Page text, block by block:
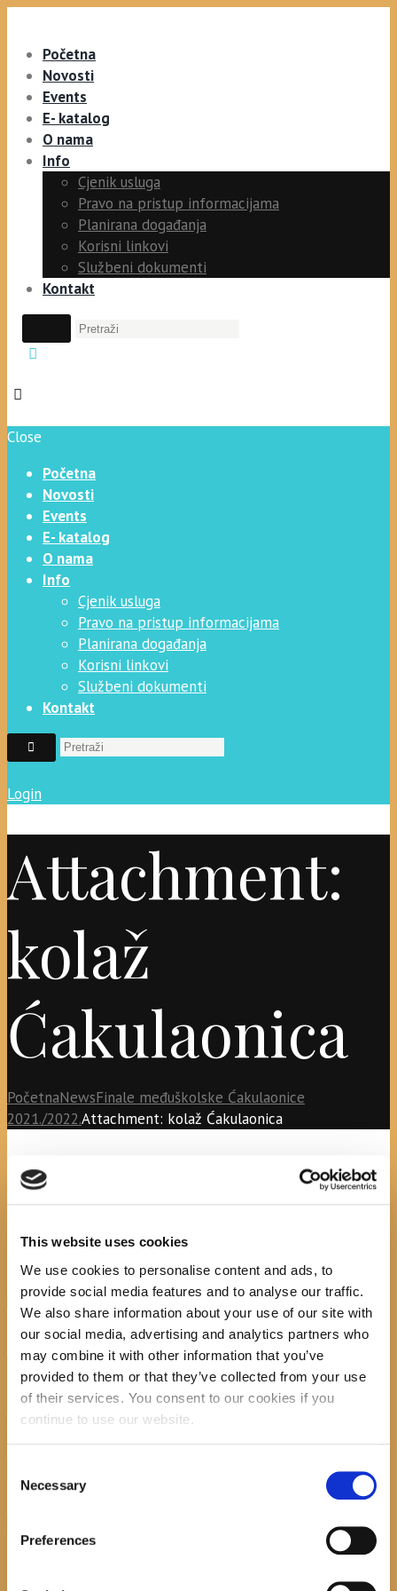
This website uses cookies
We use cookies to personalise content and ads, to
provide social media features and to analyse our traffic.
We also share information about your use of our site with
our social media, advertising and analytics partners who
may combine it with other information that you’ve
provided to them or that they’ve collected from your use
of their services. You consent to our cookies if you
continue to use our website.
Selection
Necessary
Preferences
Početna
Novosti
Events
E- katalog
O nama
Info
Cjenik usluga
Pravo na pristup informacijama
Planirana događanja
Korisni linkovi
Službeni dokumenti
Kontakt
Close
Početna
Novosti
Events
E- katalog
O nama
Info
Cjenik usluga
Pravo na pristup informacijama
Planirana događanja
Korisni linkovi
Službeni dokumenti
Kontakt
Login
Attachment:
kolaž
Ćakulaonica
PočetnaNewsFinale međuškolske Ćakulaonice
2021./2022.Attachment: kolaž Ćakulaonica
Ćakulaonica
Next item
ćakula 2022.
No image description ...
Search